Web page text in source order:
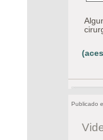
Publicado